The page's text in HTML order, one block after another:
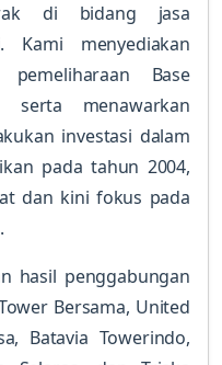
di bidang jasa
Kami menyediakan
Base
serta menawarkan
investasi dalam
pada tahun 2004,
dan kini fokus pada
hasil penggabungan
Bersama, United
Batavia Towerindo,